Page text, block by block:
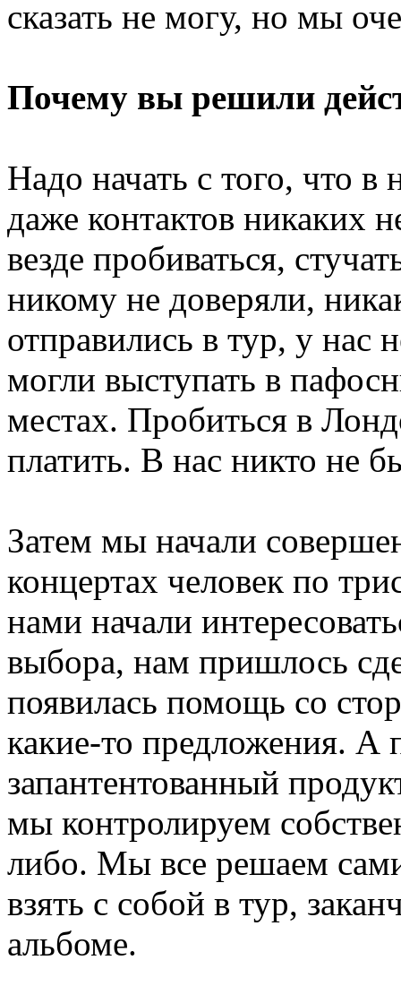
сказать не могу, но мы
Почему вы решили
Надо начать с того, что в
даже контактов никаких
везде пробиваться,
никому не доверяли,
отправились в тур, у
могли выступать в
местах. Пробиться в
платить. В нас никто не
Затем мы начали
концертах человек по
нами начали
выбора, нам пришлось
появилась помощь со
какие-то предложения. А
запантентованный
мы контролируем
либо. Мы все решаем
взять с собой в тур,
альбоме.